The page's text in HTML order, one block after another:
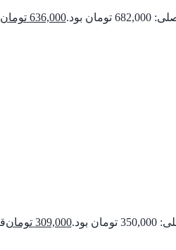
تومان بود. 636,000 تومان
بود. 309,000 تومان